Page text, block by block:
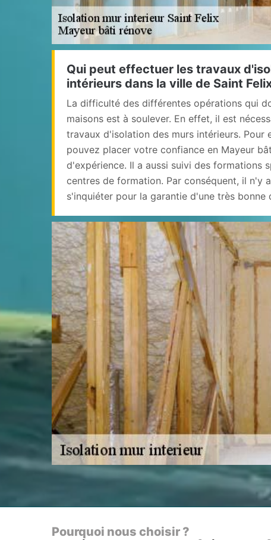
Qui peut effectuer les travaux
intérieurs dans la ville de Saint
La difficulté des différentes opérations qui
maisons est à soulever. En effet, il est
travaux d'isolation des murs intérieurs. Pour
pouvez placer votre confiance en Mayeur
d'expérience. Il a aussi suivi des formations
centres de formation. Par conséquent, il n'y
s'inquiéter pour la garantie d'une très bonne
Pourquoi nous choisir ?